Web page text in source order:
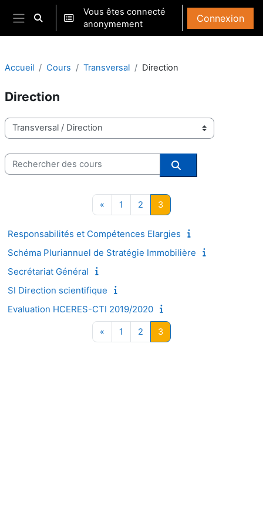
Passer au contenu principal
Panneau latéral
Activer/désactiver la saisie de recherche
Vous êtes connecté
anonymement
Connexion
Accueil Cours Transversal Direction
Direction
Catégories de cours
Rechercher des cours
Rechercher des
« Page précédente
1 Page 1
2 Page 2
3Page 3
Responsabilités et Compétences Elargies
Schéma Pluriannuel de Stratégie Immobilière
Secrétariat Général
SI Direction scientifique
Evaluation HCERES-CTI 2019/2020
« Page précédente
1 Page 1
2 Page 2
3Page 3